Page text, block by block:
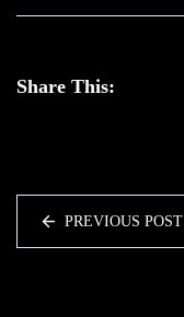
Share This:
PREVIOUS POST